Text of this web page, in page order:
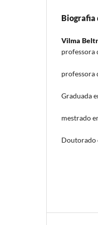
Biografia
Vilma
professora
professora
Graduada
mestrado
Doutorado